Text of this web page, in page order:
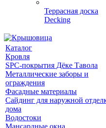
Террасная доска
Decking
Каталог
Кровля
SPC-покрытия Дёке Тавола
Металлические заборы и
ограждения
Фасадные материалы
Сайдинг для наружной
дома
Водостоки
Мансардные окна